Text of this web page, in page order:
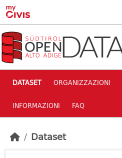
Skip to main content
DATASET ORGANIZZAZIONI
INFORMAZIONI FAQ
Dataset